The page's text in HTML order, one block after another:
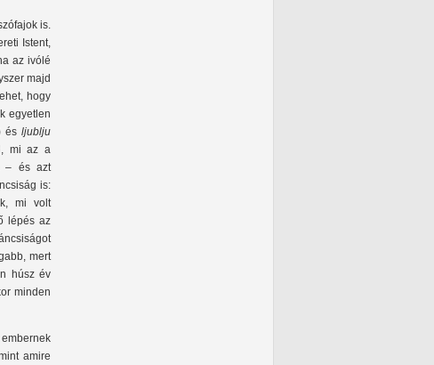
is.
Istent,
az ivólé
majd
hogy
egyetlen
ésljublju
mi az a
– és azt
is:
mi volt
lépés az
mert
húsz év
minden
amire